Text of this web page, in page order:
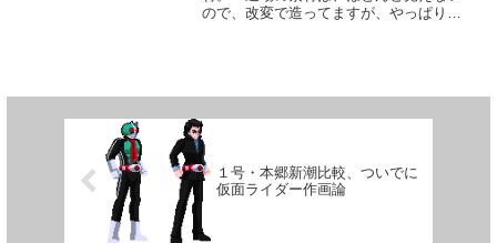
ので、改変で造ってますが、やっぱり独
１号・本郷新潮比較、ついでに
仮面ライダー作画論